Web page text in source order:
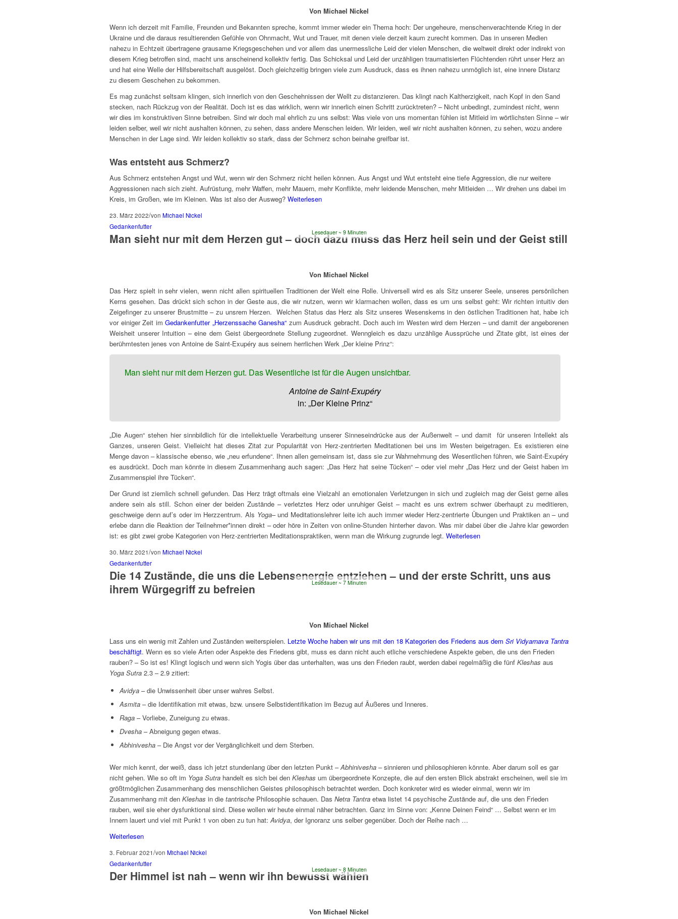
Von Michael Nickel
Wenn ich derzeit mit Familie, Freunden und Bekannten spreche, kommt immer wieder ein Thema hoch: Der ungeheure, menschenverachtende Krieg in der
Ukraine und die daraus resultierenden Gefühle von Ohnmacht, Wut und Trauer, mit denen viele derzeit kaum zurecht kommen. Das in unseren Medien
nahezu in Echtzeit übertragene grausame Kriegsgeschehen und vor allem das unermessliche Leid der vielen Menschen, die weltweit direkt oder indirekt von
diesem Krieg betroffen sind, macht uns anscheinend kollektiv fertig. Das Schicksal und Leid der unzähligen traumatisierten Flüchtenden rührt unser Herz an
und hat eine Welle der Hilfsbereitschaft ausgelöst. Doch gleichzeitig bringen viele zum Ausdruck, dass es ihnen nahezu unmöglich ist, eine innere Distanz
zu diesem Geschehen zu bekommen.
Es mag zunächst seltsam klingen, sich innerlich von den Geschehnissen der Wellt zu distanzieren. Das klingt nach Kaltherzigkeit, nach Kopf in den Sand
stecken, nach Rückzug von der Realität. Doch ist es das wirklich, wenn wir innerlich einen Schritt zurücktreten? – Nicht unbedingt, zumindest nicht, wenn
wir dies im konstruktiven Sinne betreiben. Sind wir doch mal ehrlich zu uns selbst: Was viele von uns momentan fühlen ist Mitleid im wörtlichsten Sinne – wir
leiden selber, weil wir nicht aushalten können, zu sehen, dass andere Menschen leiden. Wir leiden, weil wir nicht aushalten können, zu sehen, wozu andere
Menschen in der Lage sind. Wir leiden kollektiv so stark, dass der Schmerz schon beinahe greifbar ist.
Was entsteht aus Schmerz?
Aus Schmerz entstehen Angst und Wut, wenn wir den Schmerz nicht heilen können. Aus Angst und Wut entsteht eine tiefe Aggression, die nur weitere
Aggressionen nach sich zieht. Aufrüstung, mehr Waffen, mehr Mauern, mehr Konflikte, mehr leidende Menschen, mehr Mitleiden … Wir drehen uns dabei im
Kreis, im Großen, wie im Kleinen. Was ist also der Ausweg? Weiterlesen
23. März 2022/von Michael Nickel
Gedankenfutter
Man sieht nur mit dem Herzen gut – doch dazu muss das Herz heil sein und der Geist still
Lesedauer 9 Minuten
Von Michael Nickel
Das Herz spielt in sehr vielen, wenn nicht allen spirituellen Traditionen der Welt eine Rolle. Universell wird es als Sitz unserer Seele, unseres persönlichen
Kerns gesehen. Das drückt sich schon in der Geste aus, die wir nutzen, wenn wir klarmachen wollen, dass es um uns selbst geht: Wir richten intuitiv den
Zeigefinger zu unserer Brustmitte – zu unsrem Herzen. Welchen Status das Herz als Sitz unseres Wesenskerns in den östlichen Traditionen hat, habe ich
vor einiger Zeit imGedankenfutter „Herzenssache Ganesha“ zum Ausdruck gebracht. Doch auch im Westen wird dem Herzen – und damit der angeborenen
Weisheit unserer Intuition – eine dem Geist übergeordnete Stellung zugeordnet. Wenngleich es dazu unzählige Aussprüche und Zitate gibt, ist eines der
berühmtesten jenes von Antoine de Saint-Exupéry aus seinem herrlichen Werk „Der kleine Prinz“:
Man sieht nur mit dem Herzen gut. Das Wesentliche ist für die Augen unsichtbar.
Antoine de Saint-Exupéry
in: „Der Kleine Prinz“
„Die Augen“ stehen hier sinnbildlich für die intellektuelle Verarbeitung unserer Sinneseindrücke aus der Außenwelt – und damit für unseren Intellekt als
Ganzes, unseren Geist. Vielleicht hat dieses Zitat zur Popularität von Herz-zentrierten Meditationen bei uns im Westen beigetragen. Es existieren eine
Menge davon – klassische ebenso, wie „neu erfundene“. Ihnen allen gemeinsam ist, dass sie zur Wahrnehmung des Wesentlichen führen, wie Saint-Exupéry
es ausdrückt. Doch man könnte in diesem Zusammenhang auch sagen: „Das Herz hat seine Tücken“ – oder viel mehr „Das Herz und der Geist haben im
Zusammenspiel ihre Tücken“.
Der Grund ist ziemlich schnell gefunden. Das Herz trägt oftmals eine Vielzahl an emotionalen Verletzungen in sich und zugleich mag der Geist gerne alles
andere sein als still. Schon einer der beiden Zustände – verletztes Herz oder unruhiger Geist – macht es uns extrem schwer überhaupt zu meditieren,
geschweige denn auf’s oder im Herzzentrum. Als Yoga– und Meditationslehrer leite ich auch immer wieder Herz-zentrierte Übungen und Praktiken an – und
erlebe dann die Reaktion der Teilnehmer*innen direkt – oder höre in Zeiten von online-Stunden hinterher davon. Was mir dabei über die Jahre klar geworden
ist: es gibt zwei grobe Kategorien von Herz-zentrierten Meditationspraktiken, wenn man die Wirkung zugrunde legt. Weiterlesen
30. März 2021/von Michael Nickel
Gedankenfutter
Die 14 Zustände, die uns die Lebensenergie entziehen – und der erste Schritt, uns aus
ihrem Würgegriff zu befreien
Lesedauer 7 Minuten
Von Michael Nickel
Lass uns ein wenig mit Zahlen und Zuständen weiterspielen. Letzte Woche haben wir uns mit den 18 Kategorien des Friedens aus dem Sri Vidyarnava Tantra
beschäftigt. Wenn es so viele Arten oder Aspekte des Friedens gibt, muss es dann nicht auch etliche verschiedene Aspekte geben, die uns den Frieden
rauben? – So ist es! Klingt logisch und wenn sich Yogis über das unterhalten, was uns den Frieden raubt, werden dabei regelmäßig die fünf Kleshas aus
Yoga Sutra 2.3 – 2.9 zitiert:
Avidya – die Unwissenheit über unser wahres Selbst.
Asmita – die Identifikation mit etwas, bzw. unsere Selbstidentifikation im Bezug auf Äußeres und Inneres.
Raga – Vorliebe, Zuneigung zu etwas.
Dvesha – Abneigung gegen etwas.
Abhinivesha – Die Angst vor der Vergänglichkeit und dem Sterben.
Wer mich kennt, der weiß, dass ich jetzt stundenlang über den letzten Punkt –Abhinivesha – sinnieren und philosophieren könnte. Aber darum soll es gar
nicht gehen. Wie so oft im Yoga Sutra handelt es sich bei den Kleshas um übergeordnete Konzepte, die auf den ersten Blick abstrakt erscheinen, weil sie im
größtmöglichen Zusammenhang des menschlichen Geistes philosophisch betrachtet werden. Doch konkreter wird es wieder einmal, wenn wir im
Zusammenhang mit den Kleshas in die tantrische Philosophie schauen. Das Netra Tantra etwa listet 14 psychische Zustände auf, die uns den Frieden
rauben, weil sie eher dysfunktional sind. Diese wollen wir heute einmal näher betrachten. Ganz im Sinne von: „Kenne Deinen Feind“ … Selbst wenn er im
Innern lauert und viel mit Punkt 1 von oben zu tun hat:Avidya, der Ignoranz uns selber gegenüber. Doch der Reihe nach …
Weiterlesen
3. Februar 2021/von Michael Nickel
Gedankenfutter
Der Himmel ist nah – wenn wir ihn bewusst wählen
Lesedauer 8 Minuten
Von Michael Nickel